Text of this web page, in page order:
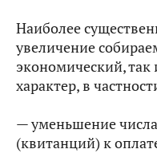
Наиболее
увеличение
экономический, так
характер, в
— уменьшение
(квитанций) к